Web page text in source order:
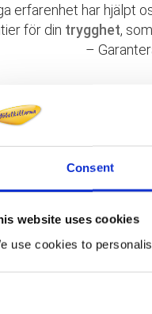
Consent
website uses cookies
use cookies to
erfarenhet har hjälpt
för din trygghet,
–
Proffs på
från enstaka föremål